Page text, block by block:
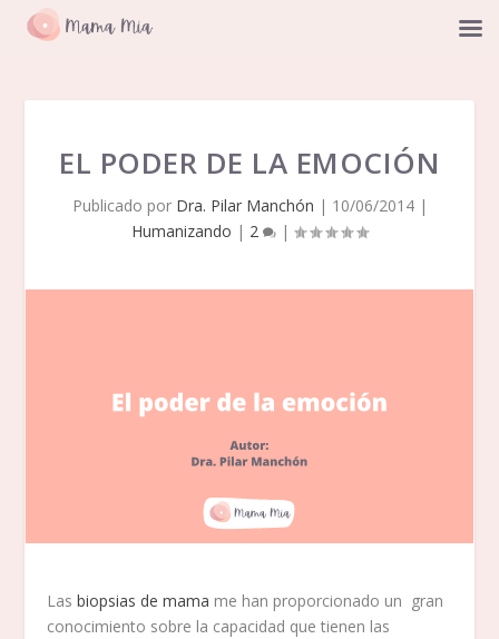
EL PODER DE LA EMOCIÓN
Publicado por Dra. Pilar Manchón | 10/06/2014|
Humanizando | 2 |
Lasbiopsias de mama me han proporcionado un gran
conocimiento sobre la capacidad que tienen las